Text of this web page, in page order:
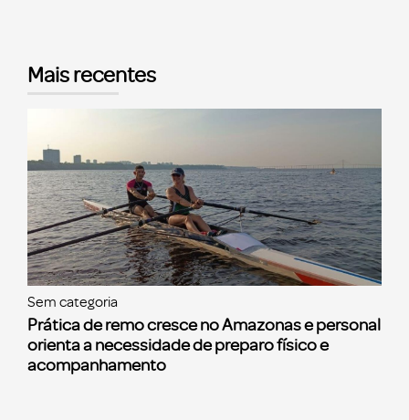
Mais recentes
Sem categoria
Prática de remo cresce no Amazonas e personal
orienta a necessidade de preparo físico e
acompanhamento